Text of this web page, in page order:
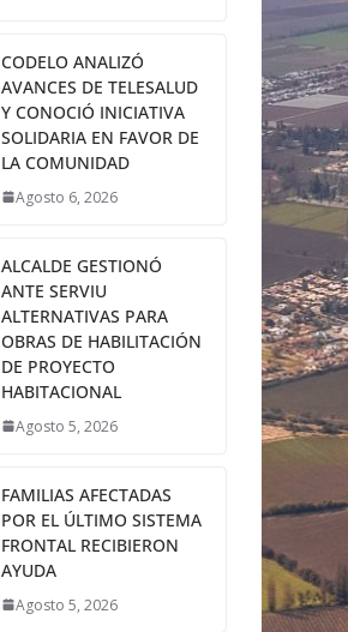
CODELO ANALIZÓ
AVANCES DE TELESALUD
Y CONOCIÓ INICIATIVA
SOLIDARIA EN FAVOR DE
LA COMUNIDAD
Agosto 6, 2026
ALCALDE GESTIONÓ
ANTE SERVIU
ALTERNATIVAS PARA
OBRAS DE HABILITACIÓN
DE PROYECTO
HABITACIONAL
Agosto 5, 2026
FAMILIAS AFECTADAS
POR EL ÚLTIMO SISTEMA
FRONTAL RECIBIERON
AYUDA
Agosto 5, 2026